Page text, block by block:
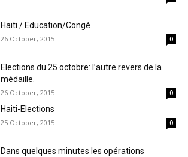
Haiti / Education/Congé
26 October, 2015 0
Elections du 25 octobre: l’autre revers de la
médaille.
26 October, 2015 0
Haiti-Elections
25 October, 2015 0
Dans quelques minutes les opérations